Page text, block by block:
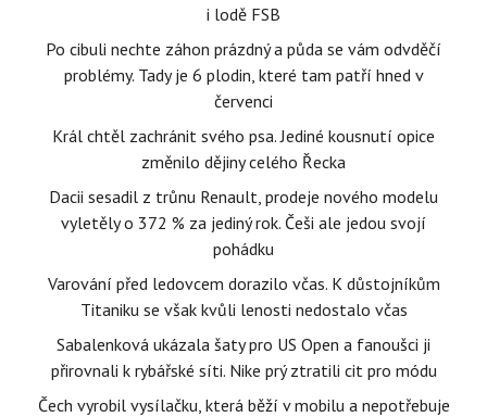
i lodě FSB
Po cibuli nechte záhon prázdný a půda se vám odvděčí
problémy. Tady je 6 plodin, které tam patří hned v
červenci
Král chtěl zachránit svého psa. Jediné kousnutí opice
změnilo dějiny celého Řecka
Dacii sesadil z trůnu Renault, prodeje nového modelu
vyletěly o 372 % za jediný rok. Češi ale jedou svojí
pohádku
Varování před ledovcem dorazilo včas. K důstojníkům
Titaniku se však kvůli lenosti nedostalo včas
Sabalenková ukázala šaty pro US Open a fanoušci ji
přirovnali k rybářské síti. Nike prý ztratili cit pro módu
Čech vyrobil vysílačku, která běží v mobilu a nepotřebuje